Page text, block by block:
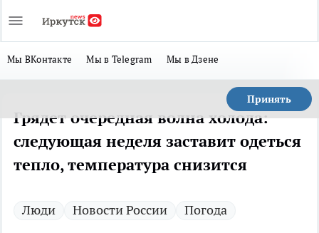
Мы ВКонтакте Мы в Telegram Мы в Дзене
Принять
Грядет очередная волна холода:
следующая неделя заставит одеться
тепло, температура снизится
Люди Новости России Погода